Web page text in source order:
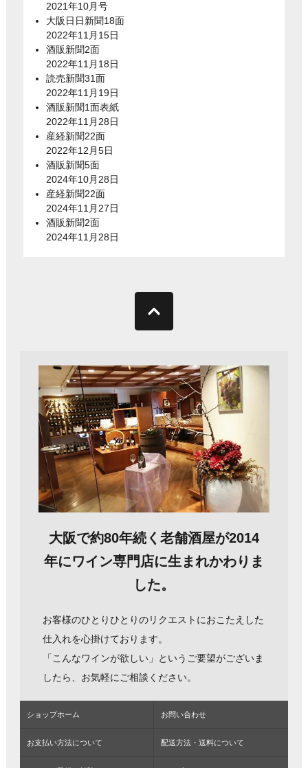
2021年10月号
大阪日日新聞18面
2022年11月15日
酒販新聞2面
2022年11月18日
読売新聞31面
2022年11月19日
酒販新聞1面表紙
2022年11月28日
産経新聞22面
2022年12月5日
酒販新聞5面
2024年10月28日
産経新聞22面
2024年11月27日
酒販新聞2面
2024年11月28日
大阪で約80年続く老舗酒屋が2014
年にワイン専門店に生まれかわりま
した。
お客様のひとりひとりのリクエストにおこたえした
仕入れを心掛けております。
「こんなワインが欲しい」というご要望がございま
したら、お気軽にご相談ください。
ショップホーム お問い合わせ
お支払い方法について 配送方法・送料について